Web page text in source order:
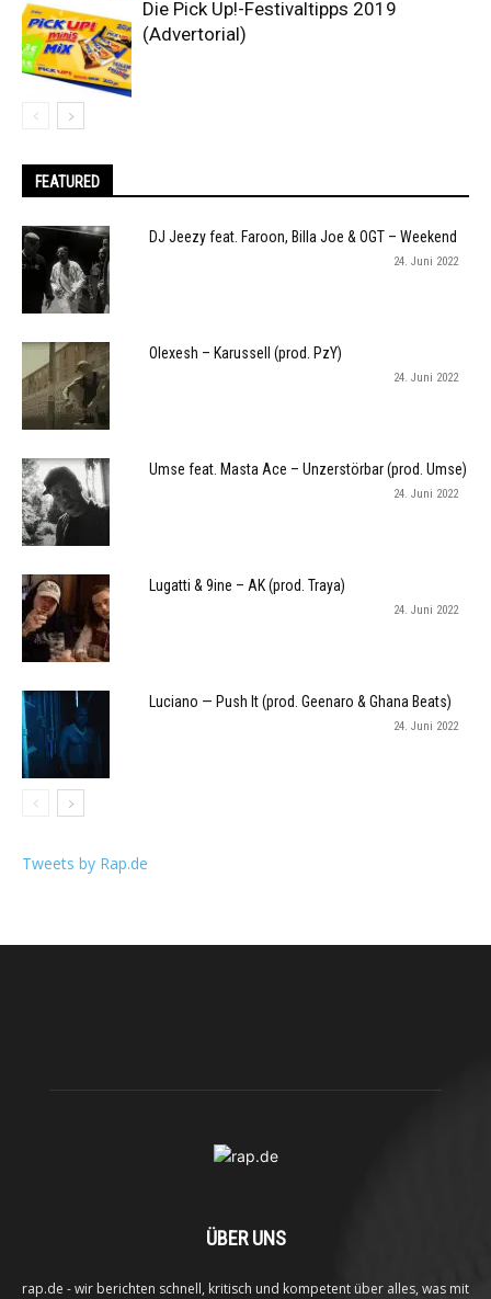
Die Pick Up!-Festivaltipps 2019
(Advertorial)
FEATURED
DJ Jeezy feat. Faroon, Billa Joe & OGT – Weekend
24. Juni 2022
Olexesh – Karussell (prod. PzY)
24. Juni 2022
Umse feat. Masta Ace – Unzerstörbar (prod. Umse)
24. Juni 2022
Lugatti & 9ine – AK (prod. Traya)
24. Juni 2022
Luciano — Push It (prod. Geenaro & Ghana Beats)
24. Juni 2022
Tweets by Rap.de
ÜBER UNS
rap.de - wir berichten schnell, kritisch und kompetent über alles, was mit